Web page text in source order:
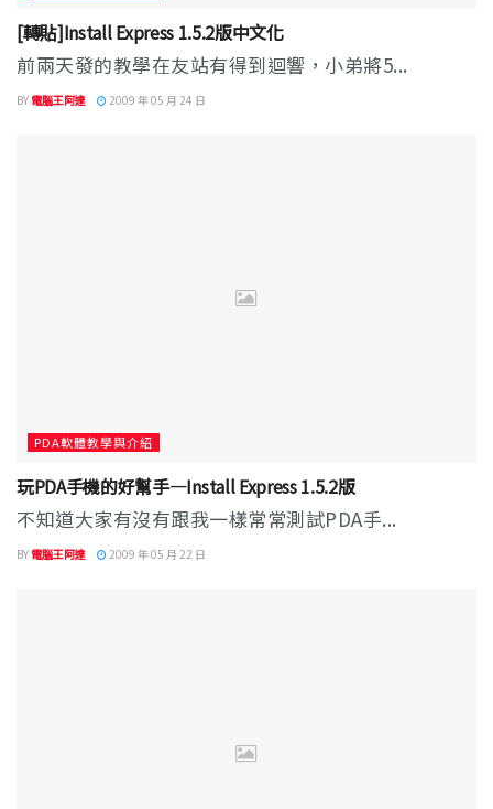
[轉貼]Install Express 1.5.2版中文化
前兩天發的教學在友站有得到迴響，小弟將5...
BY 電腦王阿達 2009 年 05 月 24 日
PDA軟體教學與介紹
玩PDA手機的好幫手—Install Express 1.5.2版
不知道大家有沒有跟我一樣常常測試PDA手...
BY 電腦王阿達 2009 年 05 月 22 日